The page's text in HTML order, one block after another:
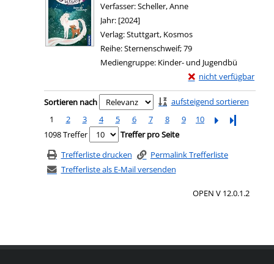
Verfasser:Scheller, Anne
Jahr: [2024]
Verlag:Stuttgart, Kosmos
Reihe:Sternenschweif; 79
Mediengruppe: Kinder- und Jugendbü
nicht verfügbar
Exemplar-Details von
Zum Download von
Zu den Suchfiltern springen
Sortieren nach
aufsteigend sortieren
1
2 3 4 5 6 7 8 9 10
Letzte Seite
1098 Treffer
Treffer pro Seite
Trefferliste drucken
Permalink Trefferliste
Trefferliste als E-Mail versenden
OPEN V 12.0.1.2